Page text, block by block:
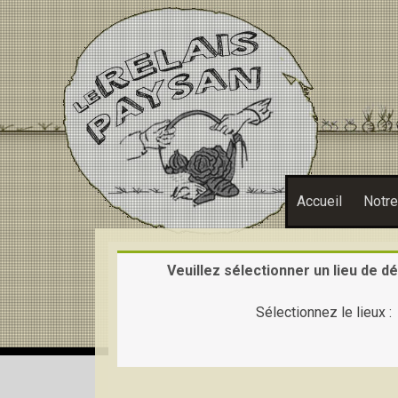
Warning: Constant FORCE_SSL_ADMIN already defined in/
Accueil
Veuillez sélectionner un lieu de
Sélectionnez le lieux :